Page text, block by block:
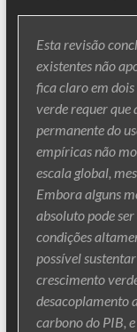
Esta revisão
existentes não
fica claro em
verde requer que
permanente do
empíricas não
escala global,
Embora alguns
absoluto pode
condições
possível
crescimento
desacoplamento
carbono do PIB,